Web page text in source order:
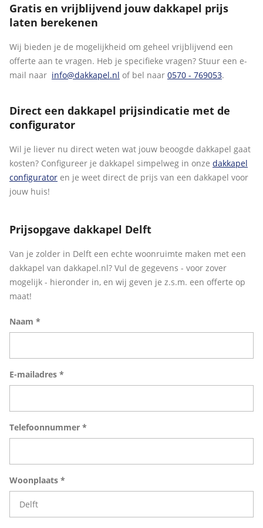
Gratis en vrijblijvend jouw dakkapel prijs
laten berekenen
Wij bieden je de mogelijkheid om geheel vrijblijvend een
offerte aan te vragen. Heb je specifieke vragen? Stuur een e-
mail naar info@dakkapel.nl of bel naar 0570 - 769053.
Direct een dakkapel prijsindicatie met de
configurator
Wil je liever nu direct weten wat jouw beoogde dakkapel gaat
kosten? Configureer je dakkapel simpelweg in onze dakkapel
configurator en je weet direct de prijs van een dakkapel voor
jouw huis!
Prijsopgave dakkapel Delft
Van je zolder in Delft een echte woonruimte maken met een
dakkapel van dakkapel.nl? Vul de gegevens - voor zover
mogelijk - hieronder in, en wij geven je z.s.m. een offerte op
maat!
Naam *
E-mailadres *
Telefoonnummer *
Woonplaats *